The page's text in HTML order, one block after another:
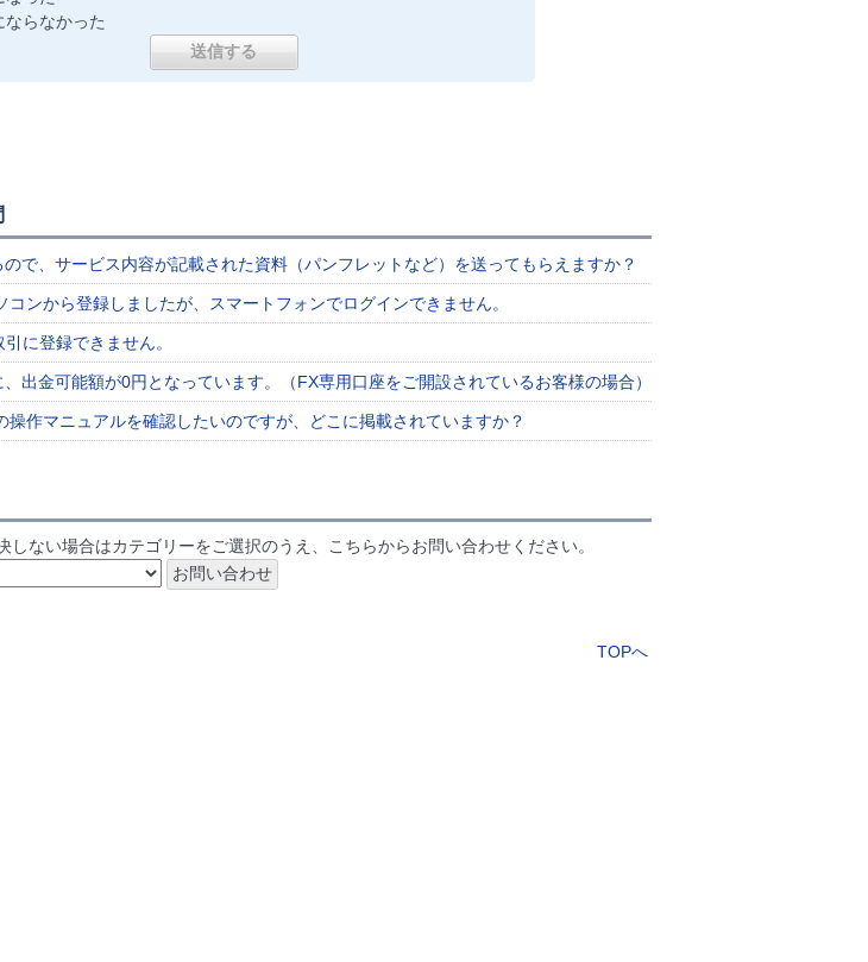
ならなかった
で、サービス内容が記載された資料（パンフレットなど）を送ってもらえますか？
コンから登録しましたが、スマートフォンでログインできません。
に登録できません。
出金可能額が0円となっています。（FX専用口座をご開設されているお客様の場合）
操作マニュアルを確認したいのですが、どこに掲載されていますか？
しない場合はカテゴリーをご選択のうえ、こちらからお問い合わせください。
TOPへ